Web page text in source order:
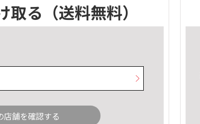
取る （送料無料）
店舗を確認する